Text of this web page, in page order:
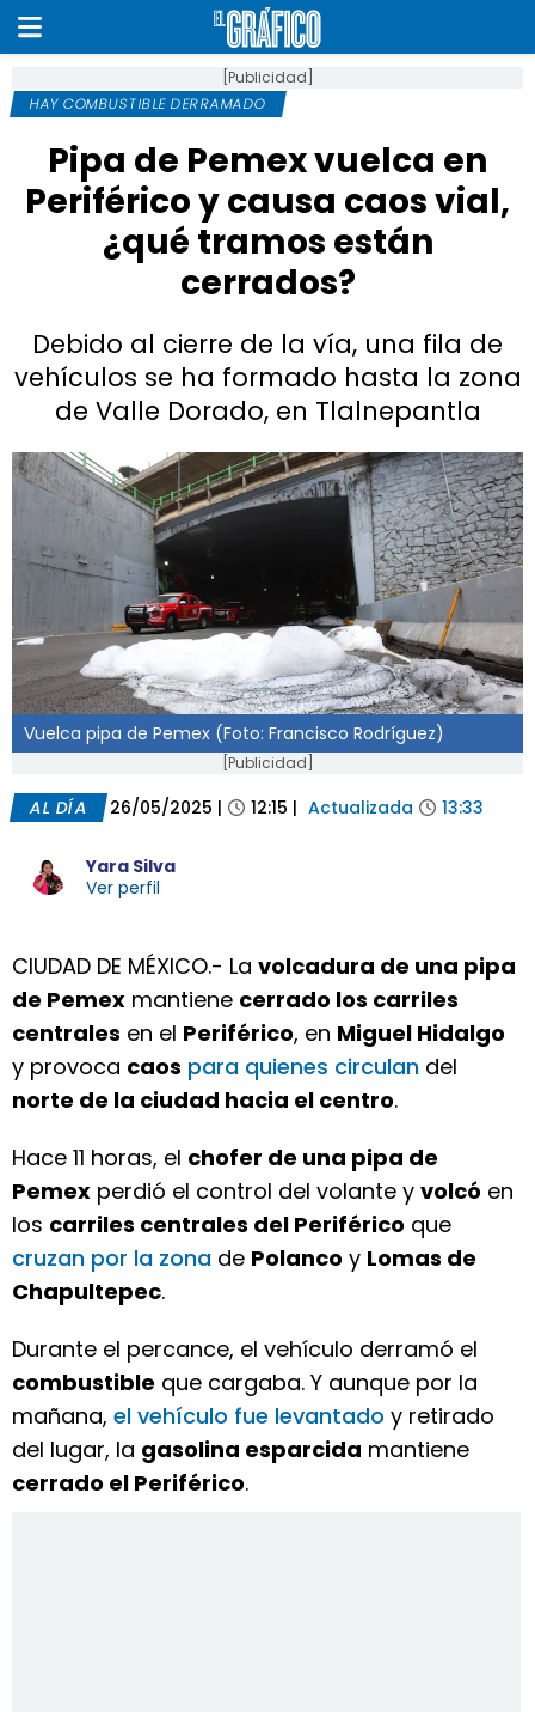
[Publicidad]
HAY COMBUSTIBLE DERRAMADO
Pipa de Pemex vuelca en
Periférico y causa caos vial,
¿qué tramos están
cerrados?
Debido al cierre de la vía, una fila de
vehículos se ha formado hasta la zona
de Valle Dorado, en Tlalnepantla
Vuelca pipa de Pemex (Foto: Francisco Rodríguez)
[Publicidad]
AL DÍA 26/05/2025 | 12:15 | Actualizada 13:33
Yara Silva
Ver perfil
CIUDAD DE MÉXICO.- La volcadura de una pipa
de Pemex mantiene cerrado los carriles
centrales en el Periférico, en Miguel Hidalgo
y provoca caos para quienes circulan del
norte de la ciudad hacia el centro.
Hace 11 horas, el chofer de una pipa de
Pemex perdió el control del volante y volcó en
los carriles centrales del Periférico que
cruzan por la zona de Polanco y Lomas de
Chapultepec.
Durante el percance, el vehículo derramó el
combustible que cargaba. Y aunque por la
mañana, el vehículo fue levantado y retirado
del lugar, la gasolina esparcida mantiene
cerrado el Periférico.